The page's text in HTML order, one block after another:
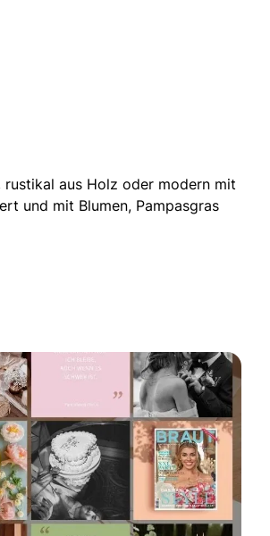
aus Holz oder modern mit
und mit Blumen, Pampasgras